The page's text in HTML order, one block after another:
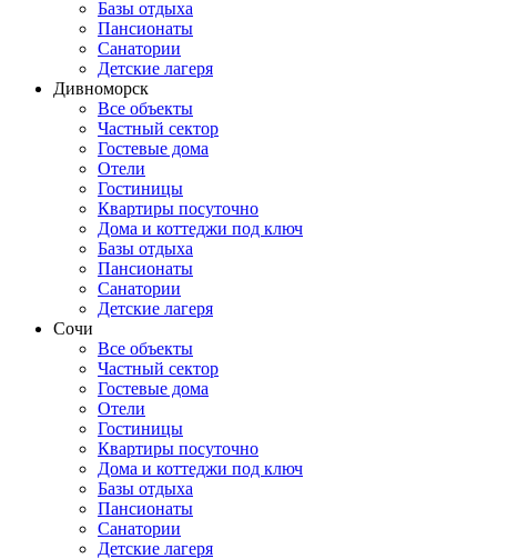
Базы отдыха
Пансионаты
Санатории
Детские лагеря
Дивноморск
Все объекты
Частный сектор
Гостевые дома
Отели
Гостиницы
Квартиры посуточно
Дома и коттеджи под ключ
Базы отдыха
Пансионаты
Санатории
Детские лагеря
Сочи
Все объекты
Частный сектор
Гостевые дома
Отели
Гостиницы
Квартиры посуточно
Дома и коттеджи под ключ
Базы отдыха
Пансионаты
Санатории
Детские лагеря